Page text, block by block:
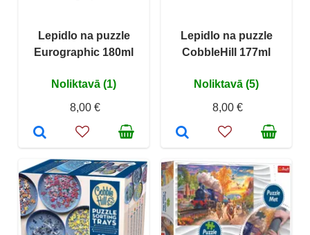
Lepidlo na puzzle
Eurographic 180ml
Noliktavā (1)
8,00 €
Lepidlo na puzzle
CobbleHill 177ml
Noliktavā (5)
8,00 €